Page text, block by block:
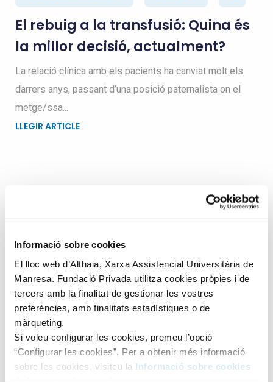
Informació sobre cookies
El lloc web d’Althaia, Xarxa Assistencial Universitària de
Manresa. Fundació Privada utilitza cookies pròpies i de
tercers amb la finalitat de gestionar les vostres
preferències, amb finalitats estadístiques o de
màrqueting.
Si voleu configurar les cookies, premeu l’opció
“Configurar les cookies”. Per a obtenir més informació
sobre les cookies, visiteu la Informació sobre cookies
El rebuig a la transfusió: Quina és
la millor decisió, actualment?
La relació clínica amb els pacients ha canviat molt els
darrers anys, passant d’una posició paternalista on el
metge/ssa...
LLEGIR ARTICLE
Busqueu dins el blog
Search